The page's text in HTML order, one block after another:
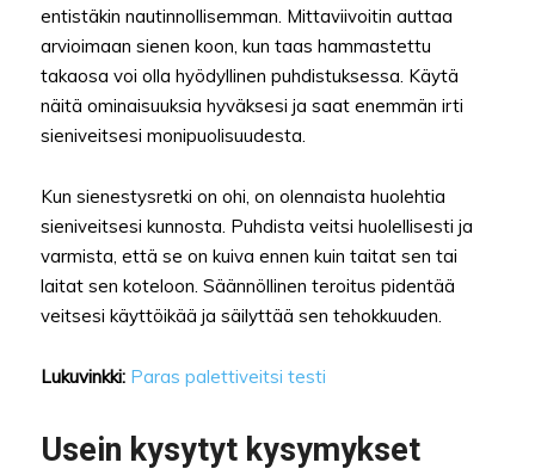
entistäkin nautinnollisemman. Mittaviivoitin auttaa
arvioimaan sienen koon, kun taas hammastettu
takaosa voi olla hyödyllinen puhdistuksessa. Käytä
näitä ominaisuuksia hyväksesi ja saat enemmän irti
sieniveitsesi monipuolisuudesta.
Kun sienestysretki on ohi, on olennaista huolehtia
sieniveitsesi kunnosta. Puhdista veitsi huolellisesti ja
varmista, että se on kuiva ennen kuin taitat sen tai
laitat sen koteloon. Säännöllinen teroitus pidentää
veitsesi käyttöikää ja säilyttää sen tehokkuuden.
Lukuvinkki: Paras palettiveitsi testi
Usein kysytyt kysymykset